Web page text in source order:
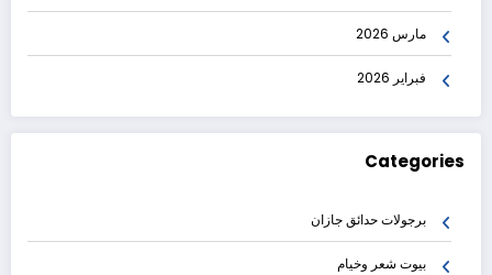
مارس 2026
فبراير 2026
Categories
برجولات حدائق جازان
بيوت شعر وخيام